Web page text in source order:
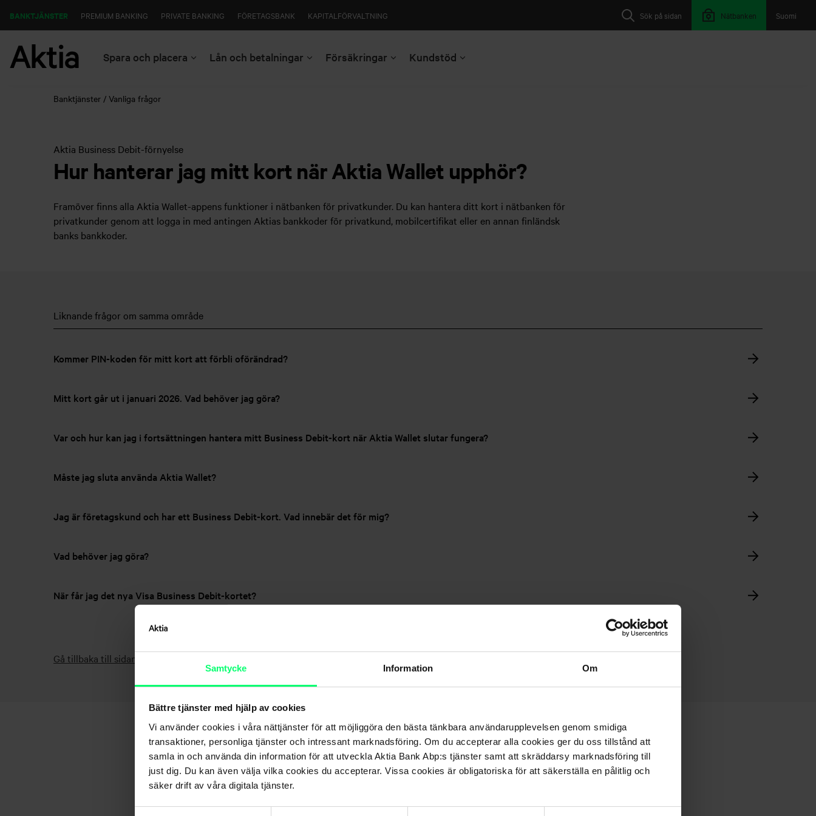
Samtycke Information Om
Bättre tjänster med hjälp av cookies
Vi använder cookies i våra nättjänster för att möjliggöra den bästa tänkbara användarupplevelsen genom smidiga
transaktioner, personliga tjänster och intressant marknadsföring. Om du accepterar alla cookies ger du oss tillstånd att
samla in och använda din information för att utveckla Aktia Bank Abp:s tjänster samt att skräddarsy marknadsföring till
just dig. Du kan även välja vilka cookies du accepterar. Vissa cookies är obligatoriska för att säkerställa en pålitlig och
säker drift av våra digitala tjänster.
Suomi
Sök på sidan Nätbanken
BANKTJÄNSTER PREMIUM BANKING PRIVATE BANKING FÖRETAGSBANK KAPITALFÖRVALTNING
Spara och placera Lån och betalningar Försäkringar Kundstöd
Banktjänster Vanliga frågor
Aktia Business Debit-förnyelse
Hur hanterar jag mitt kort när Aktia Wallet upphör?
Framöver finns alla Aktia Wallet-appens funktioner i nätbanken för privatkunder. Du kan hantera ditt kort i nätbanken för
privatkunder genom att logga in med antingen Aktias bankkoder för privatkund, mobilcertifikat eller en annan finländsk
banks bankkoder.
Liknande frågor om samma område
Kommer PIN-koden för mitt kort att förbli oförändrad?
Mitt kort går ut i januari 2026. Vad behöver jag göra?
Var och hur kan jag i fortsättningen hantera mitt Business Debit-kort när Aktia Wallet slutar fungera?
Måste jag sluta använda Aktia Wallet?
Jag är företagskund och har ett Business Debit-kort. Vad innebär det för mig?
Vad behöver jag göra?
När får jag det nya Visa Business Debit-kortet?
Gå tillbaka till sidan – Företagskort